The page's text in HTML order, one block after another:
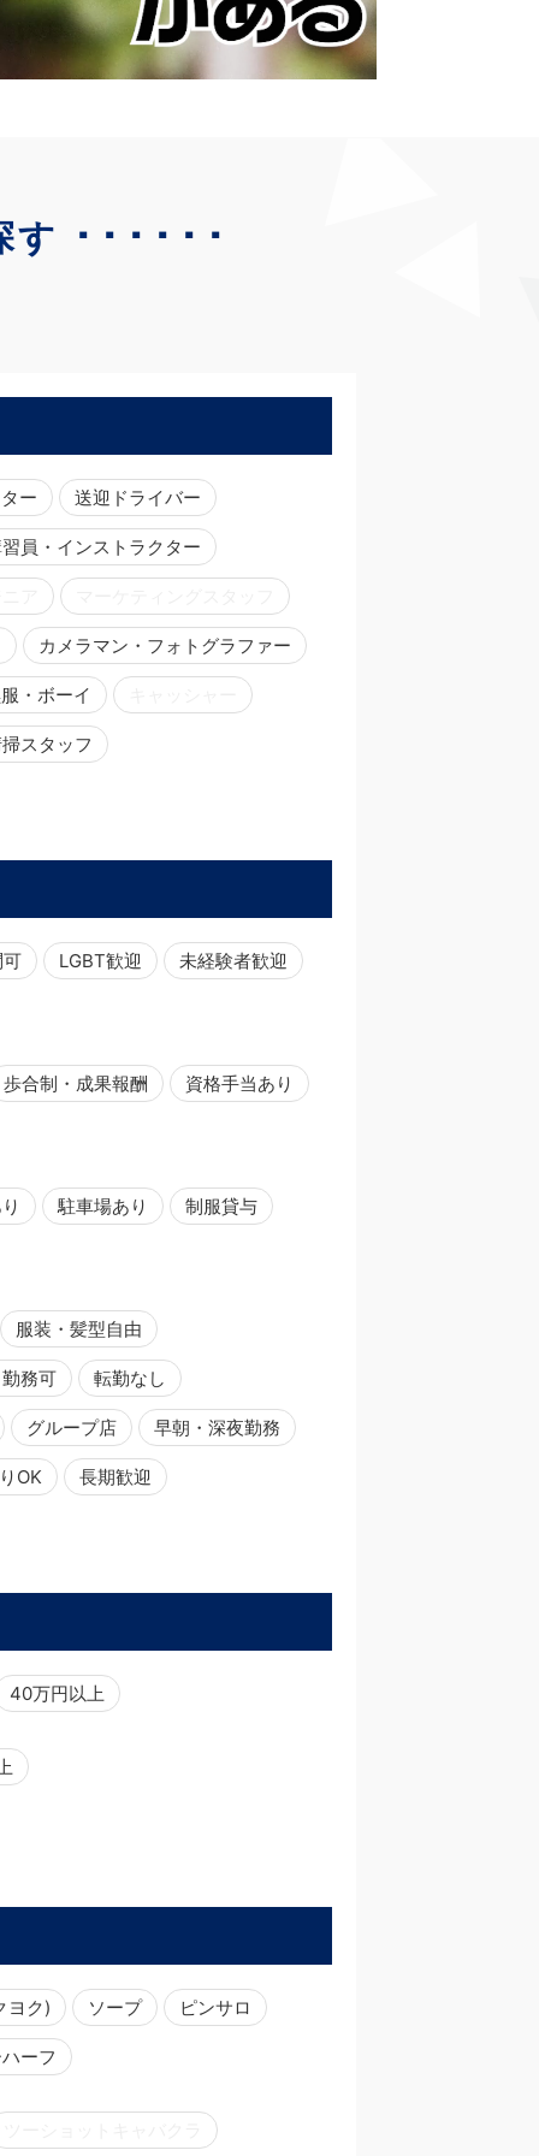
す ･･････
ー 送迎ドライバー
員・インストラクター
カメラマン・フォトグラファー
・ボーイ
スタッフ
LGBT歓迎 未経験者歓迎
歩合制・成果報酬 資格手当あり
駐車場あり 制服貸与
服装・髪型自由
務可 転勤なし
グループ店 早朝・深夜勤務
OK 長期歓迎
40万円以上
ヨク) ソープ ピンサロ
ーフ